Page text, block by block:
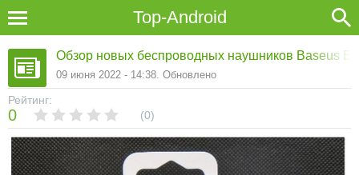
Top-Android
Рейтинг:
0 0
Обзор новых беспроводных наушников Baseus
09 июня 2022 - 14:38. Обновлено